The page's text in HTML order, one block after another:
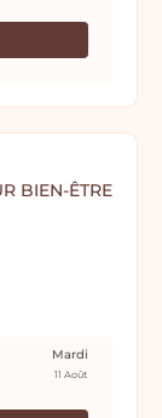
BIEN-ÊTRE
Mardi
11 Août